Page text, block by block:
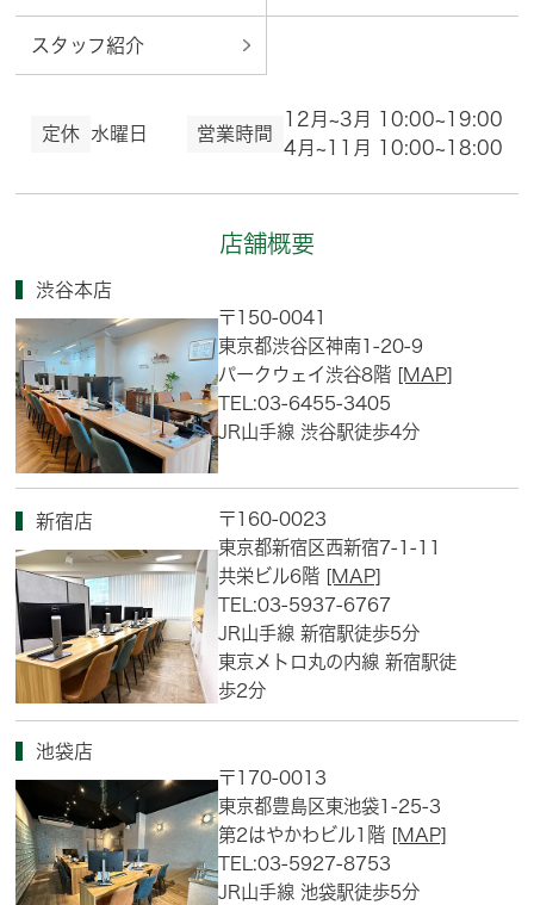
スタッフ紹介
定休 水曜日 営業時間
12月~3月 10:00~19:00
4月~11月 10:00~18:00
店舗概要
渋谷本店
〒150-0041
東京都渋谷区神南1-20-9
パークウェイ渋谷8階 [MAP]
TEL:03-6455-3405
JR山手線 渋谷駅徒歩4分
新宿店
〒160-0023
東京都新宿区西新宿7-1-11
共栄ビル6階 [MAP]
TEL:03-5937-6767
JR山手線 新宿駅徒歩5分
東京メトロ丸の内線 新宿駅徒
歩2分
池袋店
〒170-0013
東京都豊島区東池袋1-25-3
第2はやかわビル1階 [MAP]
TEL:03-5927-8753
JR山手線 池袋駅徒歩5分